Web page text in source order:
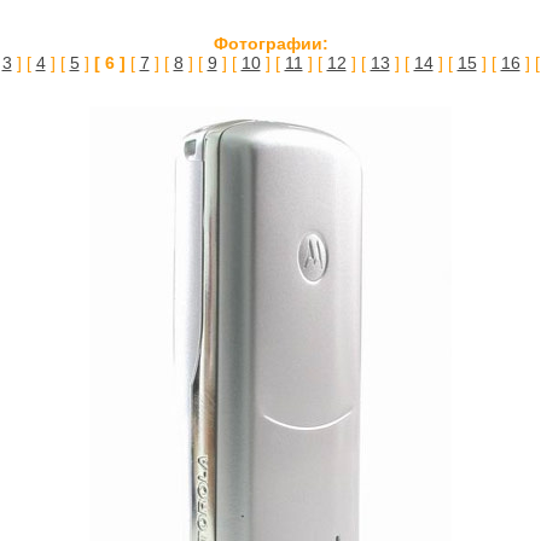
Фотографии:
3 ] [ 4] [ 5] [ 6 ] [ 7 ] [ 8 ] [ 9 ] [ 10] [ 11 ] [ 12 ] [ 13 ] [ 14] [ 15] [ 16 ] [